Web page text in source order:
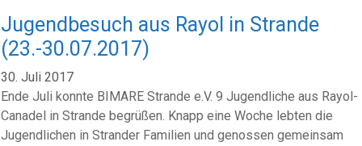
Jugendbesuch aus Rayol in Strande
(23.-30.07.2017)
30. Juli 2017
Ende Juli konnte BIMARE Strande e.V. 9 Jugendliche aus Rayol-
Canadel in Strande begrüßen. Knapp eine Woche lebten die
Jugendlichen in Strander Familien und genossen gemeinsam